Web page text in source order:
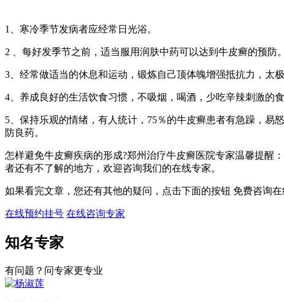
1、寒冷季节发病者应经常日光浴。
2 、每好发季节之前，适当服用润肤中药可以达到牛皮癣的预防。
3、经常做适当的休息和运动，锻炼自己顶体魄增强抵抗力，太极
4、养成良好的生活饮食习惯，不吸烟，喝酒，少吃辛辣刺激的食
5、保持乐观的情绪，有人统计，75％的牛皮癣患者有急躁，
防良药。
怎样避免牛皮癣疾病的形成?郑州治疗牛皮癣医院专家温馨提醒
者还有不了解的地方，欢迎咨询我们的在线专家。
如果看完文章，您还有其他的疑问，点击下面的按钮 免费咨询在
在线预约挂号 在线咨询专家
知名专家
有问题？问专家更专业